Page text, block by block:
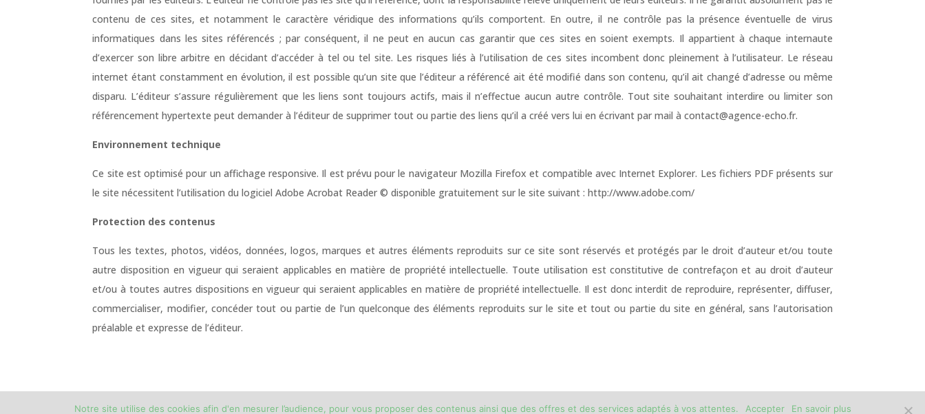
contenu de ces sites, et notamment le caractère véridique des informations qu’ils comportent. En outre, il ne contrôle pas la présence éventuelle de virus
informatiques dans les sites référencés ; par conséquent, il ne peut en aucun cas garantir que ces sites en soient exempts. Il appartient à chaque internaute
d’exercer son libre arbitre en décidant d’accéder à tel ou tel site. Les risques liés à l’utilisation de ces sites incombent donc pleinement à l’utilisateur. Le réseau
internet étant constamment en évolution, il est possible qu’un site que l’éditeur a référencé ait été modifié dans son contenu, qu’il ait changé d’adresse ou même
disparu. L’éditeur s’assure régulièrement que les liens sont toujours actifs, mais il n’effectue aucun autre contrôle. Tout site souhaitant interdire ou limiter son
référencement hypertexte peut demander à l’éditeur de supprimer tout ou partie des liens qu’il a créé vers lui en écrivant par mail à contact@agence-echo.fr.
Environnement technique
Ce site est optimisé pour un affichage responsive. Il est prévu pour le navigateur Mozilla Firefox et compatible avec Internet Explorer. Les fichiers PDF présents sur
le site nécessitent l’utilisation du logiciel Adobe Acrobat Reader © disponible gratuitement sur le site suivant : http://www.adobe.com/
Protection des contenus
Tous les textes, photos, vidéos, données, logos, marques et autres éléments reproduits sur ce site sont réservés et protégés par le droit d’auteur et/ou toute
autre disposition en vigueur qui seraient applicables en matière de propriété intellectuelle. Toute utilisation est constitutive de contrefaçon et au droit d’auteur
et/ou à toutes autres dispositions en vigueur qui seraient applicables en matière de propriété intellectuelle. Il est donc interdit de reproduire, représenter, diffuser,
commercialiser, modifier, concéder tout ou partie de l’un quelconque des éléments reproduits sur le site et tout ou partie du site en général, sans l’autorisation
préalable et expresse de l’éditeur.
Notre site utilise des cookies afin d'en mesurer l’audience, pour vous proposer des contenus ainsi que des offres et des services adaptés à vos attentes. Accepter En savoir plus